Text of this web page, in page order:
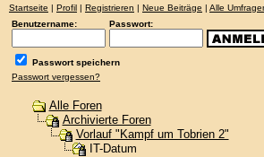
Startseite | Profil | Registrieren | Neue Beiträge | Alle
Benutzername:
Passwort:
Passwort speichern
Passwort vergessen?
Alle Foren
Archivierte Foren
Vorlauf "Kampf um Tobrien 2"
IT-Datum